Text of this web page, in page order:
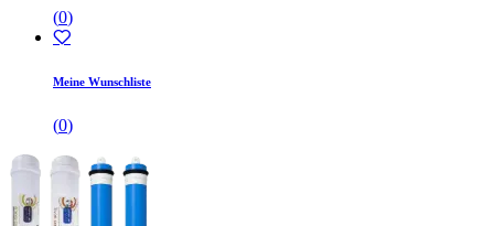
(0)
Meine Wunschliste
(0)